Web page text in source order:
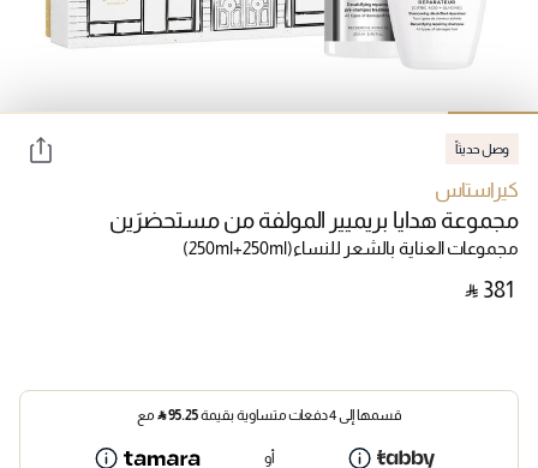
وصل حديثاً
كيراستاس
مجموعة هدايا بريميير المولفة من مستحضرَين
مجموعات العناية بالشعر للنساء(250ml+250ml)
‎ ⃁ ⁦381⁩ ‎
قسمها إلى 4 دفعات متساوية بقيمة 95.25
⃁ مع
أو